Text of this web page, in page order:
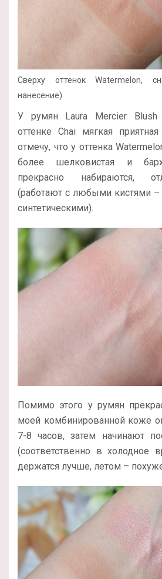
Сверху оттенок Watermelon,
нанесение)
У румян Laura Mercier
оттенке Chai мягкая
отмечу, что у оттенка
более шелковистая и
прекрасно набираются,
(работают с любыми кистями –
синтетическими).
Помимо этого у румян
моей комбинированной коже
7-8 часов, затем начинают
(соответственно в холодное
держатся лучше, летом –